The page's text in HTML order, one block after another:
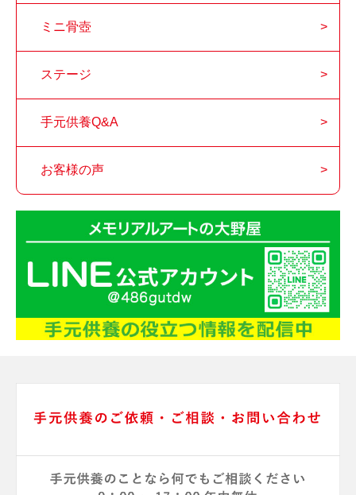
ミニ骨壺
ステージ
手元供養Q&A
お客様の声